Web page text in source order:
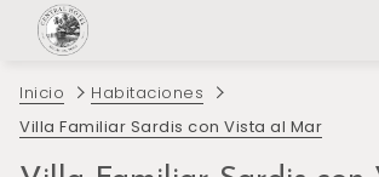
Inicio
Habitaciones
Villa Familiar Sardis con Vista al Mar